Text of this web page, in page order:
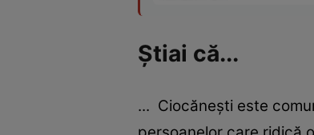
Ştiai că...
... Ciocăneşti este